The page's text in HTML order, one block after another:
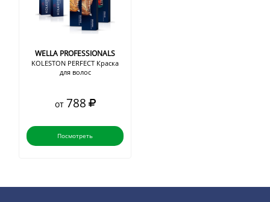
WELLA PROFESSIONALS
KOLESTON PERFECT Краска
для волос
от 788
Посмотреть